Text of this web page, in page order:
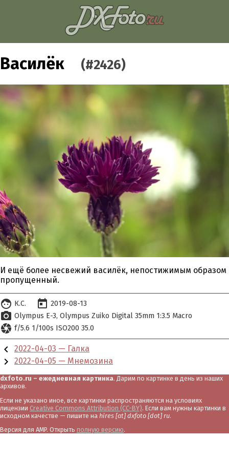
Василёк (#2426)
И ещё более несвежий василёк, непостижимым образом
пропущенный.
face К.С. today 2019-08-13
photo_camera Olympus E-3 Olympus Zuiko Digital 35mm 1:3.5 Macro
camera f/5.6 1/100s ISO200 35.0
chevron_left 2022-04-03 — Галка
chevron_right 2022-04-05 — Мнемозина
dxfoto.ru – ежедневная картинка. Дарим по картинке в день из наших
архивов.
Если не указано иное, все картинки распространяются на условиях
лицензии Creative Commons Attribution (CC-BY). Если вам нужны картинки в
исходном качестве — пишите на hires [at] dxfoto [dot] ru.
Версия для AMP. Открыть полную версию.